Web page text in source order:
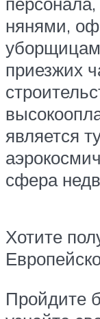
нянями,
приезжих
является
сфера
Хотите
Пройдите